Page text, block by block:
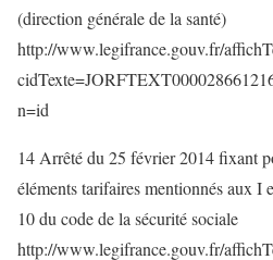
(direction générale de la santé)
http://www.legifrance.gouv.fr/
n=id
14 Arrêté du 25 février 2014 fixant
éléments tarifaires mentionnés aux
10 du code de la sécurité sociale
http://www.legifrance.gouv.fr/